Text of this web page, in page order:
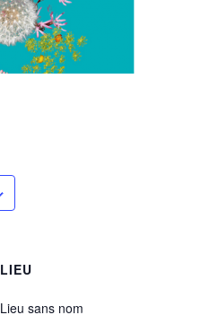
LIEU
Lieu sans nom